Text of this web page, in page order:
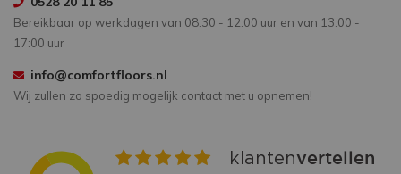
Bereikbaar op werkdagen van 08:30 - 12:00 uur en van 13:00 -
17:00 uur
info@comfortfloors.nl
Wij zullen zo spoedig mogelijk contact met u opnemen!